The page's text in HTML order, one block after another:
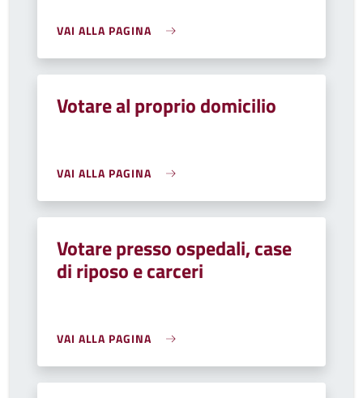
VAI ALLA PAGINA
Votare al proprio domicilio
VAI ALLA PAGINA
Votare presso ospedali, case
di riposo e carceri
VAI ALLA PAGINA